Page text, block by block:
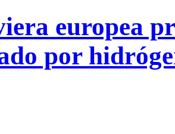
europea
por